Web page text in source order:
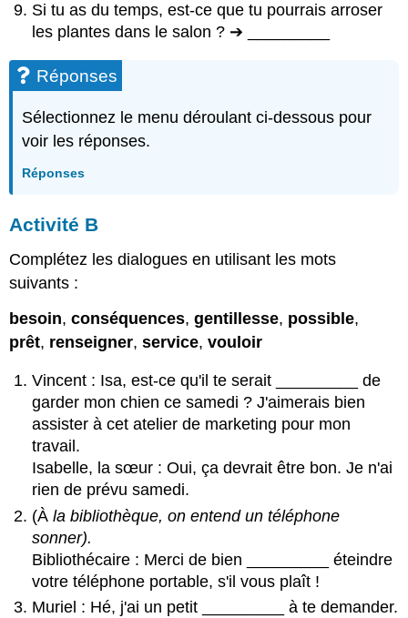
Si tu as du temps, est-ce que tu pourrais arroser
les plantes dans le salon ? ➔ _________
Réponses
Sélectionnez le menu déroulant ci-dessous pour
voir les réponses.
Réponses
Activité B
Complétez les dialogues en utilisant les mots
suivants :
besoin,conséquences, gentillesse, possible,
prêt, renseigner,service,vouloir
Vincent : Isa, est-ce qu'il te serait _________ de
garder mon chien ce samedi ? J'aimerais bien
assister à cet atelier de marketing pour mon
travail.
Isabelle, la sœur : Oui, ça devrait être bon. Je n'ai
rien de prévu samedi.
(À la bibliothèque, on entend un téléphone
sonner).
Bibliothécaire : Merci de bien _________ éteindre
votre téléphone portable, s'il vous plaît !
Muriel : Hé, j'ai un petit _________ à te demander.